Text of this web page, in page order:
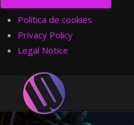
Política de cookies
Privacy Policy
Legal Notice